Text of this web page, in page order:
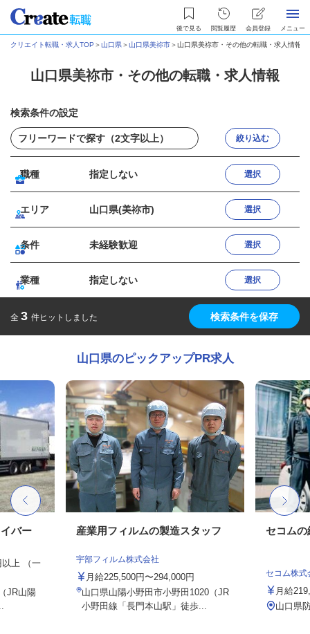
後で見る 閲覧履歴 会員登録 メニュー
クリエイト転職・求人TOP ＞山口県＞山口県美祢市＞山口県美祢市・その他の転職・求人情報
山口県美祢市・その他の転職・求人情報
検索条件の設定
絞り込む
職種 指定しない 選択
エリア 山口県(美祢市) 選択
条件 未経験歓迎 選択
業種 指定しない 選択
全 3 件ヒットしました 検索条件を保存
山口県のピックアップPR求人
バー
上 （一
JR山陽
産業用フィルムの製造スタッフ
宇部フィルム株式会社
月給225,500円〜294,000円
山口県山陽小野田市小野田1020（JR
小野田線「長門本山駅」徒歩...
セコムの
セコム株式
月給
山口県